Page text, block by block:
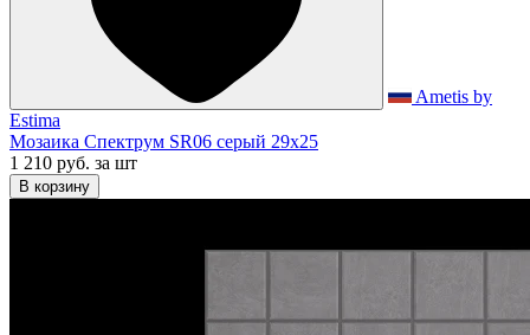
Ametis by
Estima
Мозаика Спектрум SR06 серый 29x25
1 210 руб. за шт
В корзину